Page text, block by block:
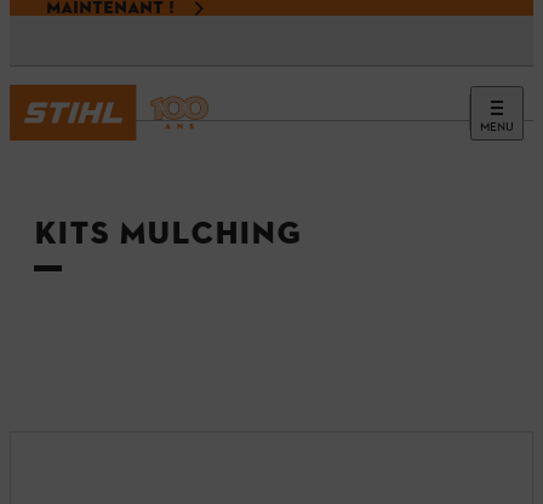
MAINTENANT !
MENU
Accueil
KITS MULCHING